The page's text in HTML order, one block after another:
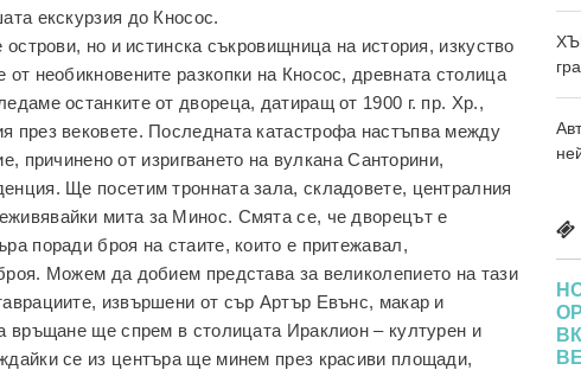
екскурзия до Кносос.
но и истинска съкровищница на история, изкуство
необикновените разкопки на Кносос, древната столица
останките от двореца, датиращ от 1900 г. пр. Хр.,
през вековете. Последната катастрофа настъпва между
причинено от изригването на вулкана Санторини,
Ще посетим тронната зала, складовете, централния
мита за Минос. Смята се, че дворецът е
поради броя на стаите, които е притежавал,
Можем да добием представа за великолепието на тази
извършени от сър Артър Евънс, макар и
връщане ще спрем в столицата Ираклион – културен и
се из центъра ще минем през красиви площади,